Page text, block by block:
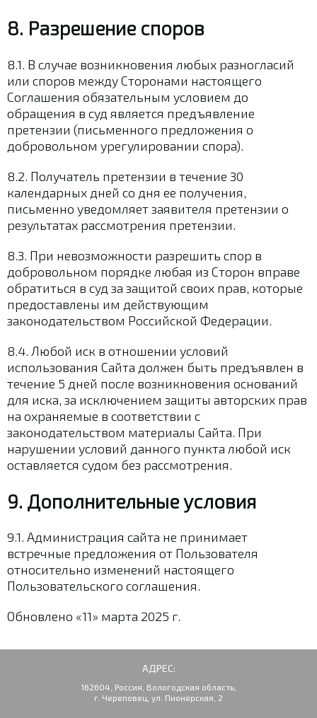
8. Разрешение споров
8.1. В случае возникновения любых разногласий
или споров между Сторонами настоящего
Соглашения обязательным условием до
обращения в суд является предъявление
претензии (письменного предложения о
добровольном урегулировании спора).
8.2. Получатель претензии в течение 30
календарных дней со дня ее получения,
письменно уведомляет заявителя претензии о
результатах рассмотрения претензии.
8.3. При невозможности разрешить спор в
добровольном порядке любая из Сторон вправе
обратиться в суд за защитой своих прав, которые
предоставлены им действующим
законодательством Российской Федерации.
8.4. Любой иск в отношении условий
использования Сайта должен быть предъявлен в
течение 5 дней после возникновения оснований
для иска, за исключением защиты авторских прав
на охраняемые в соответствии с
законодательством материалы Сайта. При
нарушении условий данного пункта любой иск
оставляется судом без рассмотрения.
9. Дополнительные условия
9.1. Администрация сайта не принимает
встречные предложения от Пользователя
относительно изменений настоящего
Пользовательского соглашения.
Обновлено «11» марта 2025 г.
АДРЕС:
162604, Россия, Вологодская область,
г. Череповец, ул. Пионерская, 2